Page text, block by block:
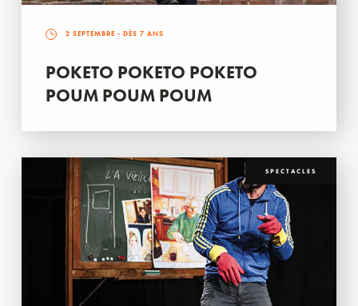
2 SEPTEMBRE - DÈS 7 ANS
POKETO POKETO POKETO
POUM POUM POUM
SPECTACLES